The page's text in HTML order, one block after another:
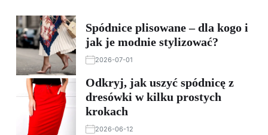
Spódnice plisowane – dla kogo i
jak je modnie stylizować?
2026-07-01
Odkryj, jak uszyć spódnicę z
dresówki w kilku prostych
krokach
2026-06-12